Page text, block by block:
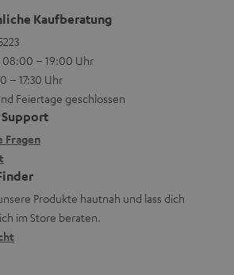
Kaufberatung
08:00 – 19:00 Uhr
– 17:30 Uhr
Feiertage geschlossen
Fragen
Produkte hautnah und lass dich
im Store beraten.